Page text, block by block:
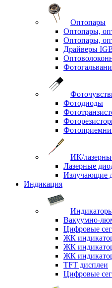
Оптопары
Оптопары,
Оптопары,
Драйверы
Фотодиоды
ИК/
Лазерные
Излучающие
Индикация
Вакуумно-
Цифровые
ЖК
ЖК
ЖК
TFT дисплеи
Цифровые